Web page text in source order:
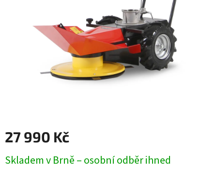
27 990 Kč
cena:
Skladem v Brně – osobní odběr ihned